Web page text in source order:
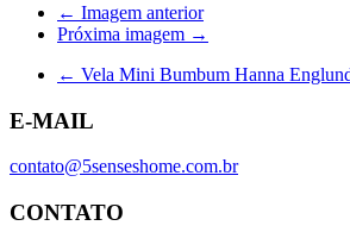
← Imagem anterior
Próxima imagem →
← Vela Mini Bumbum Hanna
E-MAIL
contato@5senseshome.com.br
CONTATO